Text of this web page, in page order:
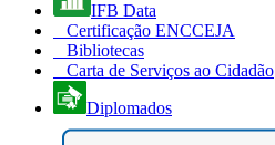
IFB Data
Certificação ENCCEJA
Bibliotecas
Carta de Serviços ao Cidadão
Diplomados